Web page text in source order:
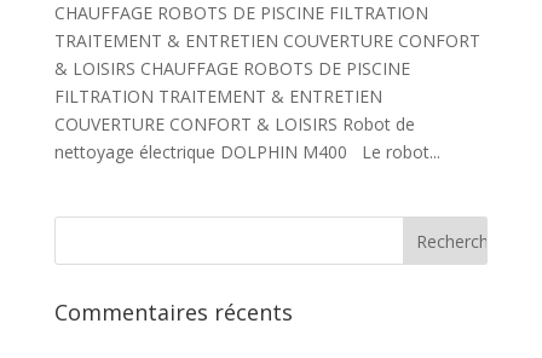
CHAUFFAGE ROBOTS DE PISCINE FILTRATION
TRAITEMENT & ENTRETIEN COUVERTURE CONFORT
& LOISIRS CHAUFFAGE ROBOTS DE PISCINE
FILTRATION TRAITEMENT & ENTRETIEN
COUVERTURE CONFORT & LOISIRS Robot de
nettoyage électrique DOLPHIN M400 Le robot...
Commentaires récents